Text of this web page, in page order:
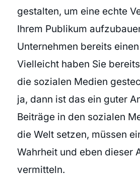
gestalten, um eine echte
Ihrem Publikum
Unternehmen bereits
Vielleicht haben Sie
die sozialen Medien
ja, dann ist das ein guter
Beiträge in den sozialen
die Welt setzen, müssen
Wahrheit und eben dieser
vermitteln.